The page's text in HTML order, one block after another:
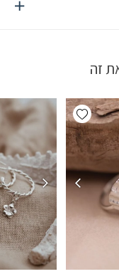
זה
Add wishlist